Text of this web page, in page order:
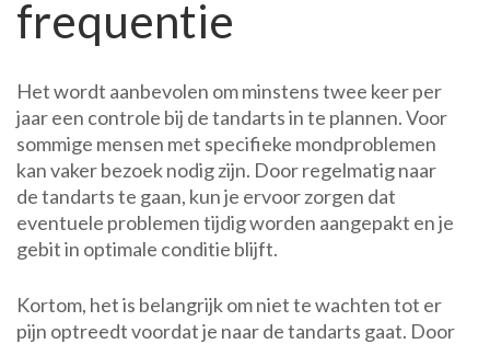
frequentie
Het wordt aanbevolen om minstens twee keer per
jaar een controle bij de tandarts in te plannen. Voor
sommige mensen met specifieke mondproblemen
kan vaker bezoek nodig zijn. Door regelmatig naar
de tandarts te gaan, kun je ervoor zorgen dat
eventuele problemen tijdig worden aangepakt en je
gebit in optimale conditie blijft.
Kortom, het is belangrijk om niet te wachten tot er
pijn optreedt voordat je naar de tandarts gaat. Door